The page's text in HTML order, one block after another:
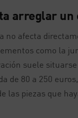
arreglar
no afecta
como la
suele
de 80 a 250
las piezas que